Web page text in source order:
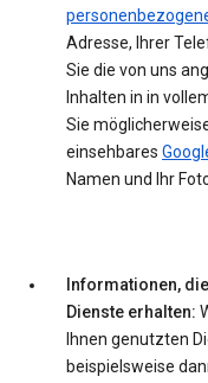
Adresse, Ihrer
Sie die von uns
Inhalten in in
Sie
einsehbares
Namen und Ihr
Informationen,
Dienste erhalten:
Ihnen genutzten
beispielsweise